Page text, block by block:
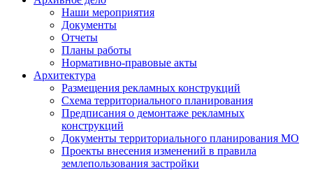
Наши мероприятия
Документы
Отчеты
Планы работы
Нормативно-правовые акты
Архитектура
Размещения рекламных конструкций
Схема территориального планирования
Предписания о демонтаже рекламных
конструкций
Документы территориального планирования МО
Проекты внесения изменений в правила
землепользования застройки